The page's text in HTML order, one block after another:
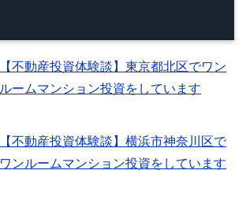
【不動産投資体験談】東京都北区でワン
ルームマンション投資をしています
【不動産投資体験談】横浜市神奈川区で
ワンルームマンション投資をしています